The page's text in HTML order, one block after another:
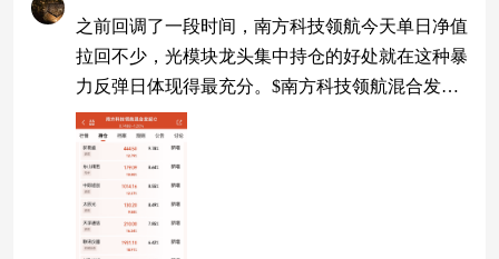
之前回调了一段时间，南方科技领航今天单日净值
拉回不少，光模块龙头集中持仓的好处就在这种暴
力反弹日体现得最充分。$南方科技领航混合发起
C$